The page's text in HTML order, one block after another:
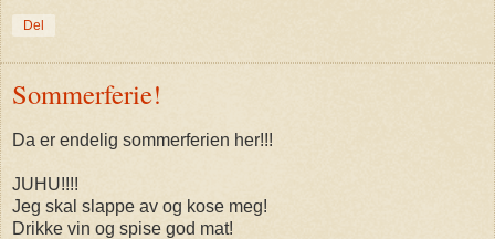
Del
Sommerferie!
Da er endelig sommerferien her!!!
JUHU!!!!
Jeg skal slappe av og kose meg!
Drikke vin og spise god mat!